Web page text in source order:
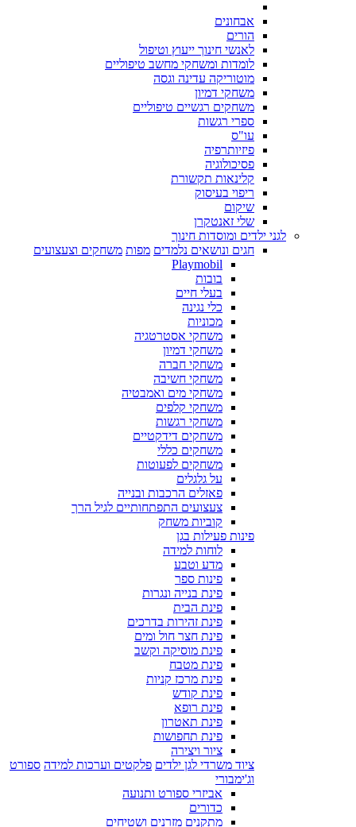
אבחונים
הורים
לאנשי חינוך ייעוץ וטיפול
לומדות ומשחקי מחשב טיפוליים
מוטוריקה עדינה וגסה
משחקי דמיון
משחקים רגשיים טיפוליים
ספרי רגשות
עו"ס
פיזיותרפיה
פסיכולוגיה
קלינאות תקשורת
ריפוי בעיסוק
שיקום
שלי זאנטקרן
לגני ילדים ומוסדות חינוך
חגים ונושאים נלמדים מפות משחקים וצעצועים
Playmobil
בובות
בעלי חיים
כלי נגינה
מכוניות
משחקי אסטרטגיה
משחקי דמיון
משחקי חברה
משחקי חשיבה
משחקי מים ואמבטיה
משחקי קלפים
משחקי רגשות
משחקים דידקטיים
משחקים כללי
משחקים לפעוטות
על גלגלים
פאזלים הרכבות ובנייה
צעצועים התפתחותיים לגיל הרך
קוביות משחק
פינות פעילות בגן
לוחות למידה
מדע וטבע
פינות ספר
פינת בנייה ונגרות
פינת הבית
פינת זהירות בדרכים
פינת חצר חול ומים
פינת מוסיקה וקשב
פינת מטבח
פינת מרכז קניות
פינת קודש
פינת רופא
פינת תאטרון
פינת תחפושות
ציור ויצירה
ציוד משרדי לגן ילדים פלקטים וערכות למידה ספורט
וג'ימבורי
אביזרי ספורט ותנועה
כדורים
מתקנים מזרנים ושטיחים